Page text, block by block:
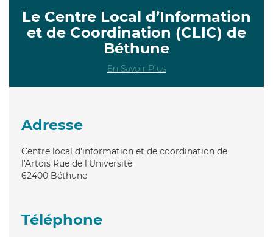
Le Centre Local d’Information
et de Coordination (CLIC) de
Béthune
En Savoir Plus
Adresse
Centre local d'information et de coordination de
l'Artois Rue de l'Université
62400 Béthune
Téléphone